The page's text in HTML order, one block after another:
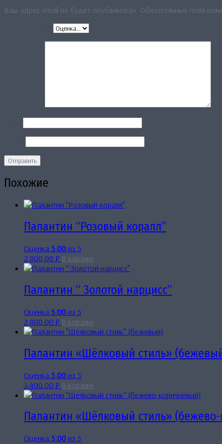
Ваш адрес email не будет опубликован. Обязательные поля
Похожие
Палантин “Розовый коралл”
Оценка 5.00 из 5
2,800.00 ₽ В корзину
Палантин “ Золотой нарцисс”
Оценка 5.00 из 5
2,800.00 ₽ В корзину
Палантин «Шёлковый стиль»
Оценка 5.00 из 5
3,400.00 ₽ В корзину
Палантин «Шёлковый стиль»
Оценка 5.00 из 5